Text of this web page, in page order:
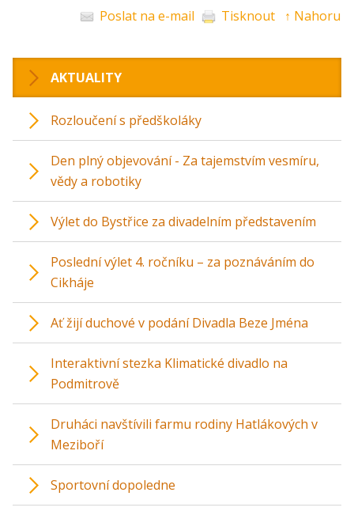
Poslat na e-mail Tisknout ↑ Nahoru
AKTUALITY
Rozloučení s předškoláky
Den plný objevování - Za tajemstvím vesmíru,
vědy a robotiky
Výlet do Bystřice za divadelním představením
Poslední výlet 4. ročníku – za poznáváním do
Cikháje
Ať žijí duchové v podání Divadla Beze Jména
Interaktivní stezka Klimatické divadlo na
Podmitrově
Druháci navštívili farmu rodiny Hatlákových v
Meziboří
Sportovní dopoledne